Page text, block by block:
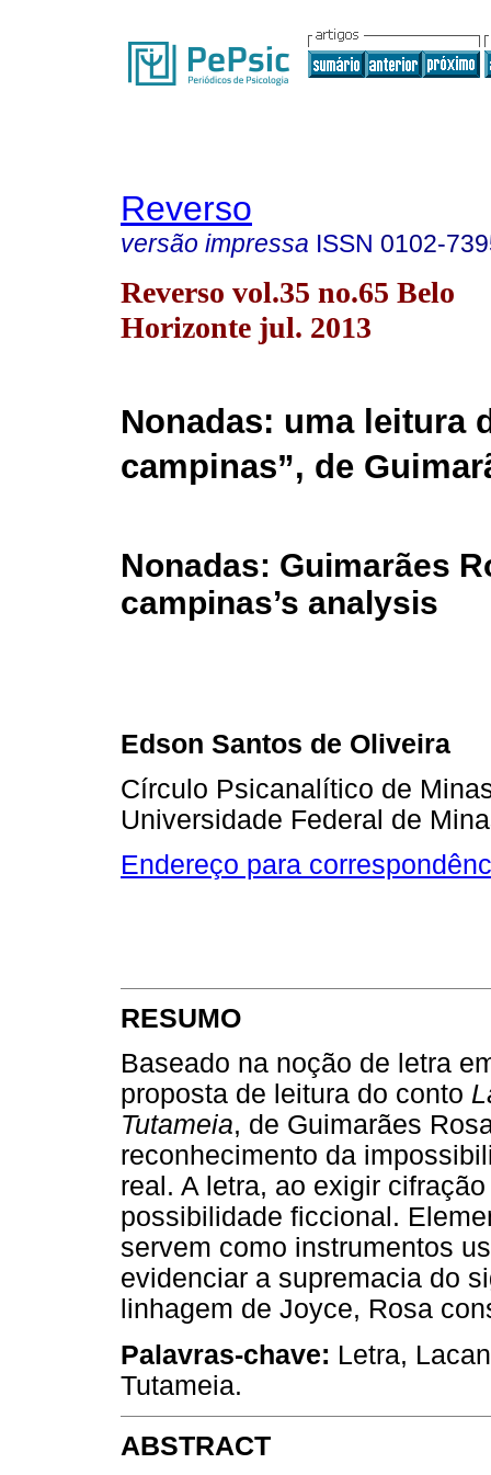
Reverso
versão impressa ISSN 0102-
Reverso vol.35 no.65 Belo
Horizonte jul. 2013
Nonadas: uma leitura
campinas”, de
Nonadas: Guimarães
campinas’s analysis
Edson Santos de Oliveira
Círculo Psicanalítico de
Universidade Federal de
Endereço para
RESUMO
Baseado na noção de letra
proposta de leitura do conto
Tutameia, de Guimarães
reconhecimento da
real. A letra, ao exigir
possibilidade ficcional.
servem como instrumentos
evidenciar a supremacia do
linhagem de Joyce, Rosa
Palavras-chave: Letra,
Tutameia.
ABSTRACT